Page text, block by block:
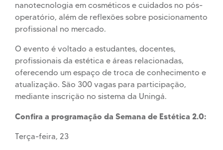
nanotecnologia em cosméticos e cuidados no pós-
operatório, além de reflexões sobre posicionamento
profissional no mercado.
O evento é voltado a estudantes, docentes,
profissionais da estética e áreas relacionadas,
oferecendo um espaço de troca de conhecimento e
atualização. São 300 vagas para participação,
mediante inscrição no sistema da Uningá.
Confira a programação da Semana de Estética 2.0:
Terça-feira, 23